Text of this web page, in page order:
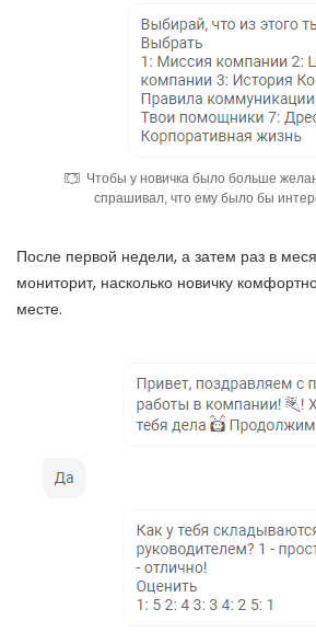
Чтобы у новичка было больше
спрашивал, что ему было бы
После первой недели, а затем раз в
мониторит, насколько новичку
месте.